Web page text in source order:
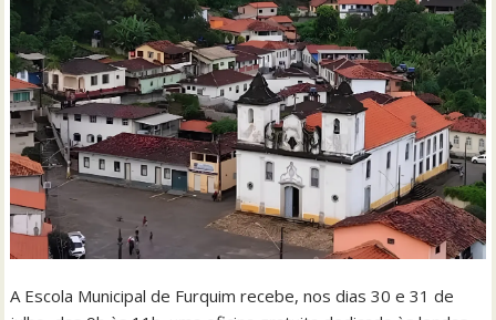
A Escola Municipal de Furquim recebe, nos dias 30 e 31 de